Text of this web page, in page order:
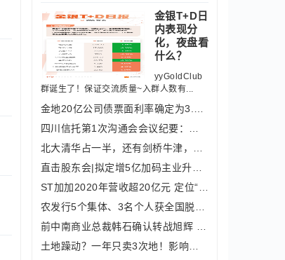
金银T+D日
内表现分
化，夜盘看
什么？
yyGoldClub
群诞生了！保证交流质量~入群人数有...